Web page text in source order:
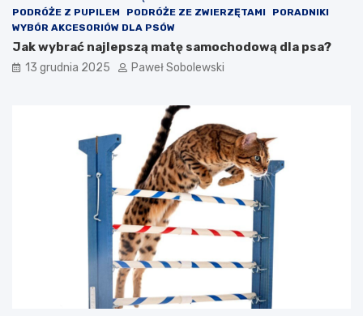
PODRÓŻE Z PUPILEM
PODRÓŻE ZE ZWIERZĘTAMI
PORADNIKI
WYBÓR AKCESORIÓW DLA PSÓW
Jak wybrać najlepszą matę samochodową dla psa?
13 grudnia 2025 Paweł Sobolewski